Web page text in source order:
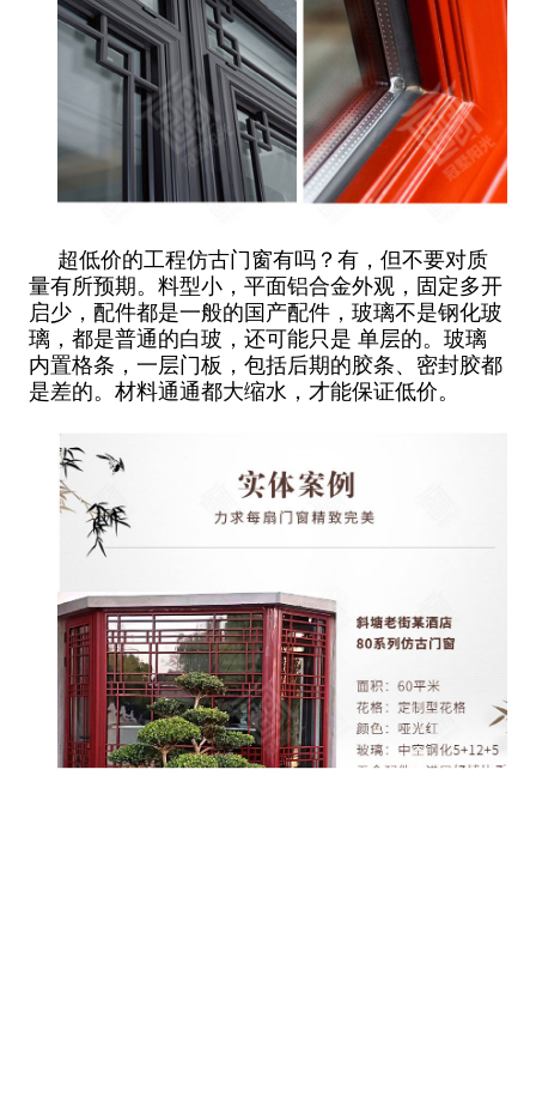
超低价的工程仿古门窗有吗？有，但不要对质
量有所预期。料型小，平面铝合金外观，固定多开
启少，配件都是一般的国产配件，玻璃不是钢化玻
璃，都是普通的白玻，还可能只是 单层的。玻璃
内置格条，一层门板，包括后期的胶条、密封胶都
是差的。材料通通都大缩水，才能保证低价。